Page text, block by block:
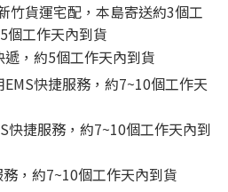
竹貨運宅配 ，本島寄送約3個工
個工作天內到貨
遞 ，約5個工作天內到貨
快捷服務 ，約7~10個工作天
快捷服務 ，約7~10個工作天內到
務 ，約7~10個工作天內到貨